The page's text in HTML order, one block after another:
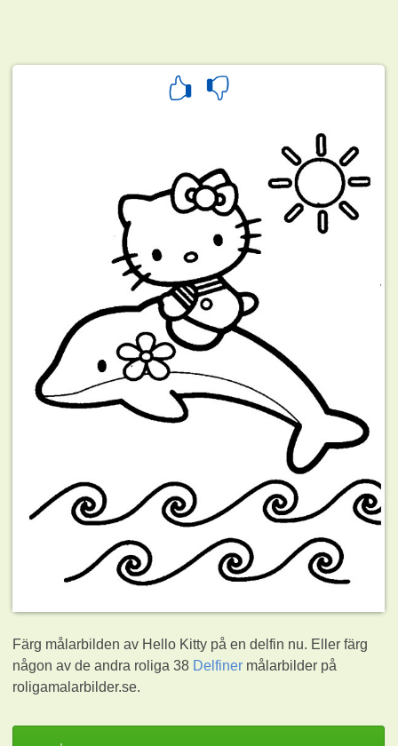
Färg målarbilden av Hello Kitty på en delfin nu. Eller färg
någon av de andra roliga 38 Delfiner målarbilder på
roligamalarbilder.se.